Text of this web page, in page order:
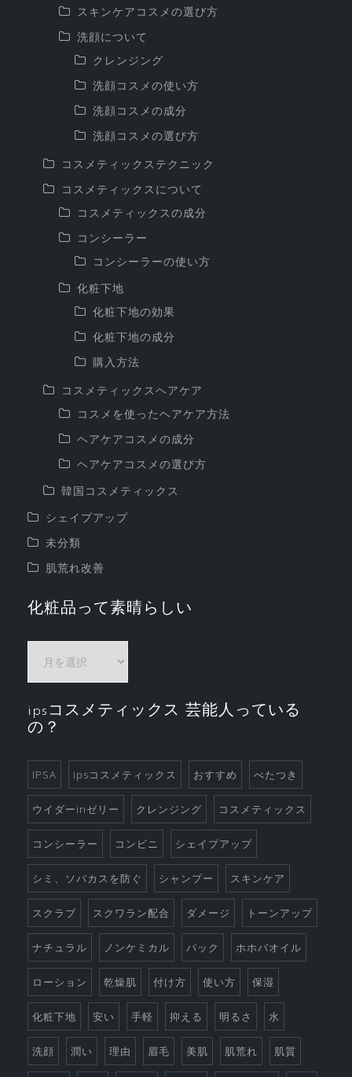
スキンケアコスメの選び方
洗顔について
クレンジング
洗顔コスメの使い方
洗顔コスメの成分
洗顔コスメの選び方
コスメティックステクニック
コスメティックスについて
コスメティックスの成分
コンシーラー
コンシーラーの使い方
化粧下地
化粧下地の効果
化粧下地の成分
購入方法
コスメティックスヘアケア
コスメを使ったヘアケア方法
ヘアケアコスメの成分
ヘアケアコスメの選び方
韓国コスメティックス
シェイプアップ
未分類
肌荒れ改善
化粧品って素晴らしい
っ
て
晴
ら
し
い
ipsコスメティックス 芸能人っている
の？
IPSA ipsコスメティックス おすすめ べたつき
ウイダーinゼリー クレンジング コスメティックス
コンシーラー コンビニ シェイプアップ
シミ、ソバカスを防ぐ シャンプー スキンケア
スクラブ スクワラン配合 ダメージ トーンアップ
ナチュラル ノンケミカル パック ホホバオイル
ローション 乾燥肌 付け方 使い方 保湿
化粧下地 安い 手軽 抑える 明るさ 水
洗顔 潤い 理由 眉毛 美肌 肌荒れ 肌質